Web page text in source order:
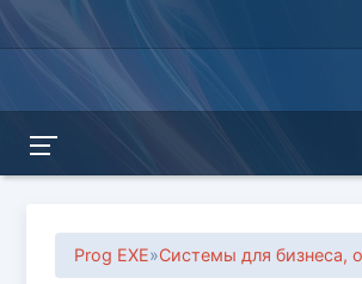
Prog EXE»Системы для бизнеса,